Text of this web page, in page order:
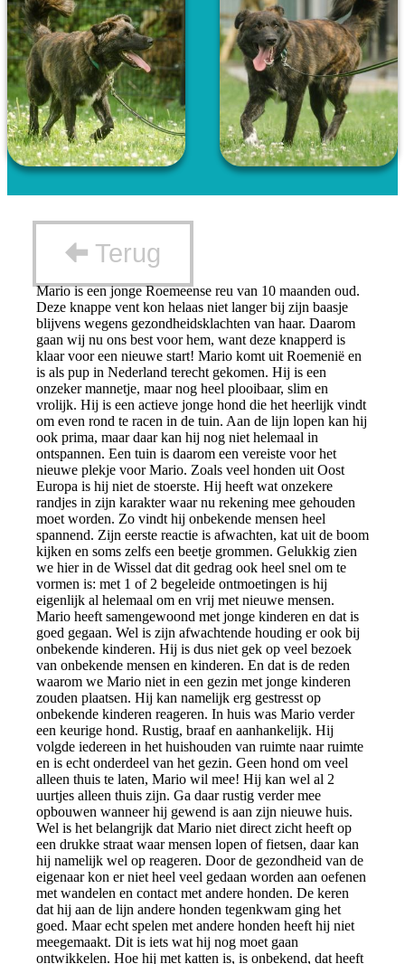
Terug
Mario is een jonge Roemeense reu van 10 maanden oud.
Deze knappe vent kon helaas niet langer bij zijn baasje
blijvens wegens gezondheidsklachten van haar. Daarom
gaan wij nu ons best voor hem, want deze knapperd is
klaar voor een nieuwe start! Mario komt uit Roemenië en
is als pup in Nederland terecht gekomen. Hij is een
onzeker mannetje, maar nog heel plooibaar, slim en
vrolijk. Hij is een actieve jonge hond die het heerlijk vindt
om even rond te racen in de tuin. Aan de lijn lopen kan hij
ook prima, maar daar kan hij nog niet helemaal in
ontspannen. Een tuin is daarom een vereiste voor het
nieuwe plekje voor Mario. Zoals veel honden uit Oost
Europa is hij niet de stoerste. Hij heeft wat onzekere
randjes in zijn karakter waar nu rekening mee gehouden
moet worden. Zo vindt hij onbekende mensen heel
spannend. Zijn eerste reactie is afwachten, kat uit de boom
kijken en soms zelfs een beetje grommen. Gelukkig zien
we hier in de Wissel dat dit gedrag ook heel snel om te
vormen is: met 1 of 2 begeleide ontmoetingen is hij
eigenlijk al helemaal om en vrij met nieuwe mensen.
Mario heeft samengewoond met jonge kinderen en dat is
goed gegaan. Wel is zijn afwachtende houding er ook bij
onbekende kinderen. Hij is dus niet gek op veel bezoek
van onbekende mensen en kinderen. En dat is de reden
waarom we Mario niet in een gezin met jonge kinderen
zouden plaatsen. Hij kan namelijk erg gestresst op
onbekende kinderen reageren. In huis was Mario verder
een keurige hond. Rustig, braaf en aanhankelijk. Hij
volgde iedereen in het huishouden van ruimte naar ruimte
en is echt onderdeel van het gezin. Geen hond om veel
alleen thuis te laten, Mario wil mee! Hij kan wel al 2
uurtjes alleen thuis zijn. Ga daar rustig verder mee
opbouwen wanneer hij gewend is aan zijn nieuwe huis.
Wel is het belangrijk dat Mario niet direct zicht heeft op
een drukke straat waar mensen lopen of fietsen, daar kan
hij namelijk wel op reageren. Door de gezondheid van de
eigenaar kon er niet heel veel gedaan worden aan oefenen
met wandelen en contact met andere honden. De keren
dat hij aan de lijn andere honden tegenkwam ging het
goed. Maar echt spelen met andere honden heeft hij niet
meegemaakt. Dit is iets wat hij nog moet gaan
ontwikkelen. Hoe hij met katten is, is onbekend, dat heeft